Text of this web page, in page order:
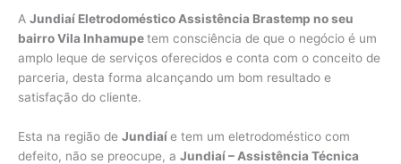
A Jundiaí Eletrodoméstico Assistência Brastemp no seu
bairro Vila Inhamupetem consciência de que o negócio é um
amplo leque de serviços oferecidos e conta com o conceito de
parceria, desta forma alcançando um bom resultado e
satisfação do cliente.
Esta na região de Jundiaíe tem um eletrodoméstico com
defeito, não se preocupe, a Jundiaí – Assistência Técnica